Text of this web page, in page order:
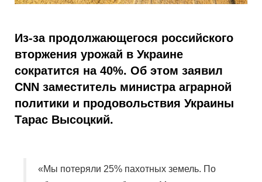
Из-за продолжающегося российского
вторжения урожай в Украине
сократится на 40%. Об этом заявил
CNN заместитель министра аграрной
политики и продовольствия Украины
Тарас Высоцкий.
«Мы потеряли 25% пахотных земель. По